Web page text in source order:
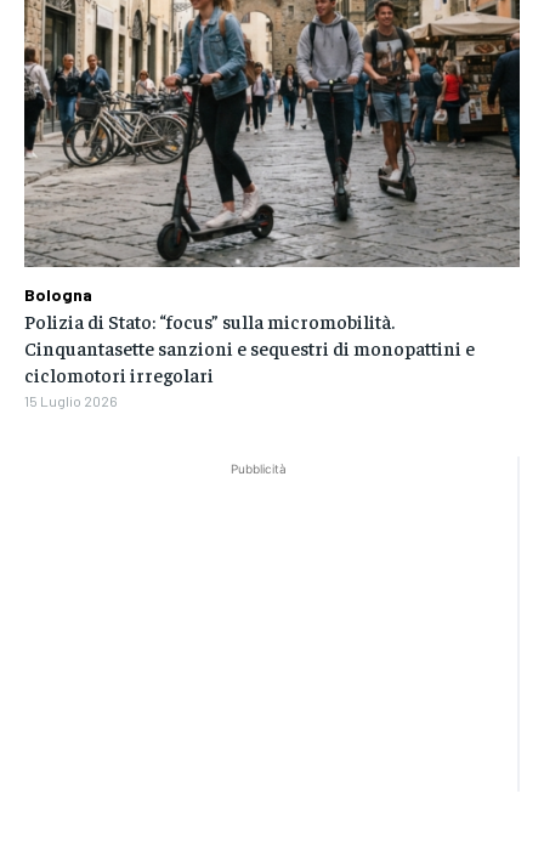
Pubblicità
Bologna
Polizia di Stato: “focus” sulla micromobilità.
Cinquantasette sanzioni e sequestri di monopattini e
ciclomotori irregolari
15 Luglio 2026